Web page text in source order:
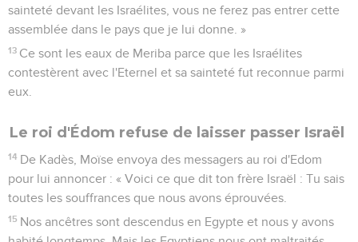
sainteté devant les Israélites, vous ne ferez pas entrer cette
assemblée dans le pays que je lui donne. »
13 Ce sont les eaux de Meriba parce que les Israélites
contestèrent avec l'Eternel et sa sainteté fut reconnue parmi
eux.
Le roi d'Édom refuse de laisser passer Israël
14 De Kadès, Moïse envoya des messagers au roi d'Edom
pour lui annoncer : « Voici ce que dit ton frère Israël : Tu sais
toutes les souffrances que nous avons éprouvées.
15 Nos ancêtres sont descendus en Egypte et nous y avons